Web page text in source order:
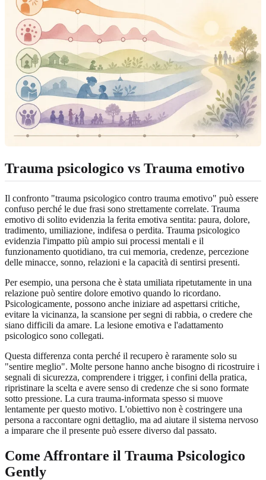
Trauma psicologico vs Trauma emotivo
Il confronto "trauma psicologico contro trauma emotivo" può essere
confuso perché le due frasi sono strettamente correlate. Trauma
emotivo di solito evidenzia la ferita emotiva sentita: paura, dolore,
tradimento, umiliazione, indifesa o perdita. Trauma psicologico
evidenzia l'impatto più ampio sui processi mentali e il
funzionamento quotidiano, tra cui memoria, credenze, percezione
delle minacce, sonno, relazioni e la capacità di sentirsi presenti.
Per esempio, una persona che è stata umiliata ripetutamente in una
relazione può sentire dolore emotivo quando lo ricordano.
Psicologicamente, possono anche iniziare ad aspettarsi critiche,
evitare la vicinanza, la scansione per segni di rabbia, o credere che
siano difficili da amare. La lesione emotiva e l'adattamento
psicologico sono collegati.
Questa differenza conta perché il recupero è raramente solo su
"sentire meglio". Molte persone hanno anche bisogno di ricostruire i
segnali di sicurezza, comprendere i trigger, i confini della pratica,
ripristinare la scelta e avere senso di credenze che si sono formate
sotto pressione. La cura trauma-informata spesso si muove
lentamente per questo motivo. L'obiettivo non è costringere una
persona a raccontare ogni dettaglio, ma ad aiutare il sistema nervoso
a imparare che il presente può essere diverso dal passato.
Come Affrontare il Trauma Psicologico
Gently